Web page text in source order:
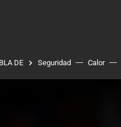
DE Seguridad Calor